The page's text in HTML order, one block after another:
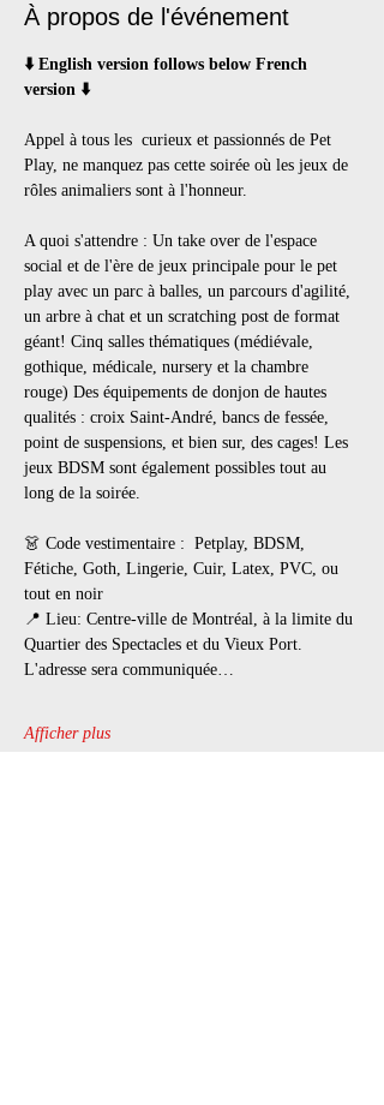
À propos de l'événement
⬇️ English version follows below French
version ⬇️
Appel à tous les  curieux et passionnés de Pet
Play, ne manquez pas cette soirée où les jeux de
rôles animaliers sont à l'honneur.
A quoi s'attendre : Un take over de l'espace
social et de l'ère de jeux principale pour le pet
play avec un parc à balles, un parcours d'agilité,
un arbre à chat et un scratching post de format
géant! Cinq salles thématiques (médiévale,
gothique, médicale, nursery et la chambre
rouge) Des équipements de donjon de hautes
qualités : croix Saint-André, bancs de fessée,
point de suspensions, et bien sur, des cages! Les
jeux BDSM sont également possibles tout au
long de la soirée.
👗 Code vestimentaire :  Petplay, BDSM,
Fétiche, Goth, Lingerie, Cuir, Latex, PVC, ou
tout en noir
📍 Lieu: Centre-ville de Montréal, à la limite du
Quartier des Spectacles et du Vieux Port.
L'adresse sera communiquée…
Afficher plus